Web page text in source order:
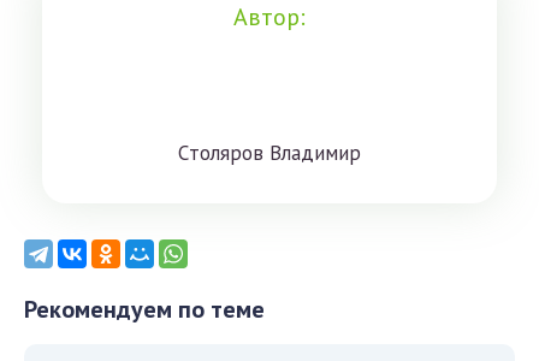
Автор:
Cтoлярoв Влaдимиp
Рекомендуем по теме